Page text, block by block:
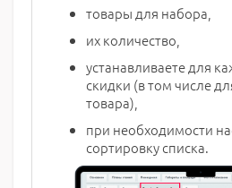
товары для набора,
их количество,
устанавливаете для
скидки (в том числе
товара),
при необходимости
сортировку списка.